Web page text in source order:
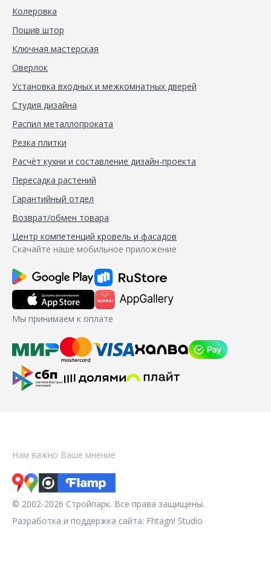
Колеровка
Пошив штор
Ключная мастерская
Оверлок
Установка входных и межкомнатных дверей
Студия дизайна
Распил металлопроката
Резка плитки
Расчёт кухни и составление дизайн-проекта
Пересадка растений
Гарантийный отдел
Возврат/обмен товара
Центр компетенций кровель и фасадов
Скачайте наше мобильное приложение
Мы принимаем к оплате
Нам важно Ваше мнение
© 2002-2026 Стройпарк. Все права защищены.
Разработка и поддержка сайта: Fhtagn! Studio